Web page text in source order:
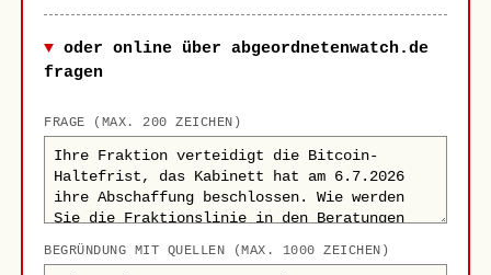
oder online über abgeordnetenwatch.de
fragen
FRAGE (MAX. 200 ZEICHEN)
BEGRÜNDUNG MIT QUELLEN (MAX. 1000 ZEICHEN)